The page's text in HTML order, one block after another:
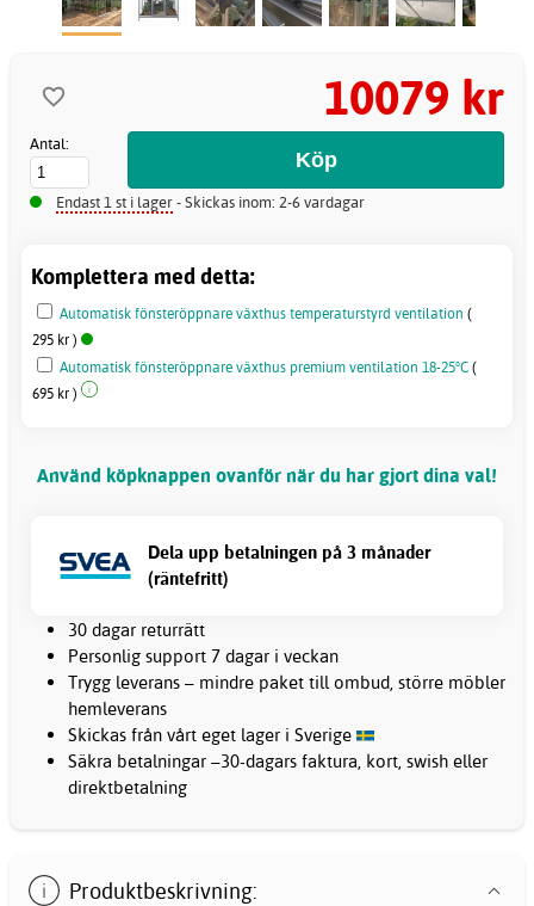
10079 kr
Antal:
Endast 1 st i lager- Skickas inom: 2-6 vardagar
Komplettera med detta:
Automatisk fönsteröppnare växthus temperaturstyrd ventilation (
295 kr )
Automatisk fönsteröppnare växthus premium ventilation 18-25°C (
695 kr )
Använd köpknappen ovanför när du har gjort dina val!
Dela upp betalningen på 3 månader
(räntefritt)
30 dagar returrätt
Personlig support 7 dagar i veckan
Trygg leverans – mindre paket till ombud, större möbler
hemleverans
Skickas från vårt eget lager i Sverige
Säkra betalningar –30-dagars faktura, kort, swish eller
direktbetalning
Produktbeskrivning: